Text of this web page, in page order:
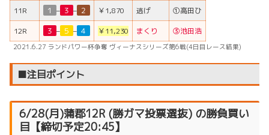
11R
１ – ３ – ２ ￥1,870 逃げ
①高田ひ
12R
３ – ５ – ４ ￥11,230 まくり ③池田浩
2021.6.27 ランドパワー杯争奪 ヴィーナスシリーズ第6戦(4日目レース結果)
■注目ポイント
6/28(月)蒲郡12R (勝ガマ投票選抜) の勝負買い
目【締切予定20:45】